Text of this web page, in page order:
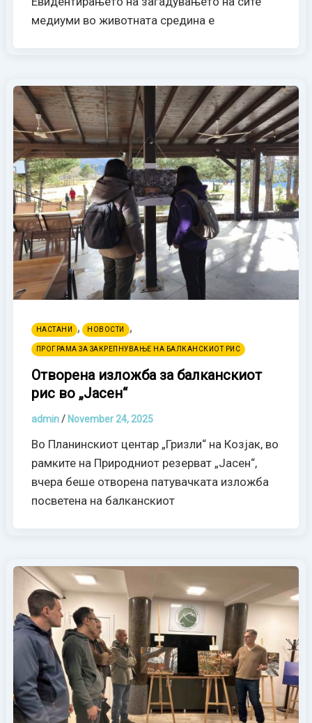
медиуми во животната средина е
НАСТАНИ , НОВОСТИ ,
ПРОГРАМА ЗА ЗАКРЕПНУВАЊЕ НА БАЛКАНСКИОТ РИС
Отворена изложба за балканскиот
рис во „Јасен“
admin/ November 24, 2025
Во Планинскиот центар „Гризли“ на Козјак, во
рамките на Природниот резерват „Јасен“,
вчера беше отворена патувачката изложба
посветена на балканскиот